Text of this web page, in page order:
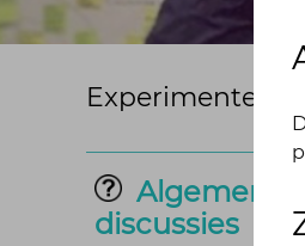
Algemene
discussies